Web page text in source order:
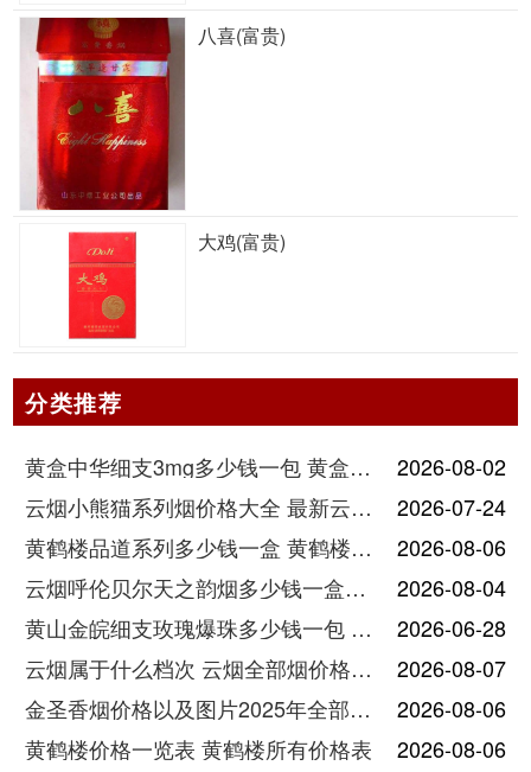
八喜(富贵)
大鸡(富贵)
分类推荐
黄盒中华细支3mg多少钱一包 黄盒中华细支3mg香烟价格查询
2026-08-02
云烟小熊猫系列烟价格大全 最新云烟小熊猫图片报价
2026-07-24
黄鹤楼品道系列多少钱一盒 黄鹤楼品道系列香烟价格表图片
2026-08-06
云烟呼伦贝尔天之韵烟多少钱一盒中支价格
2026-08-04
黄山金皖细支玫瑰爆珠多少钱一包 黄山金皖细支玫瑰爆珠2025最新价格
2026-06-28
云烟属于什么档次 云烟全部烟价格表大全
2026-08-07
金圣香烟价格以及图片2025年全部价格
2026-08-06
黄鹤楼价格一览表 黄鹤楼所有价格表
2026-08-06